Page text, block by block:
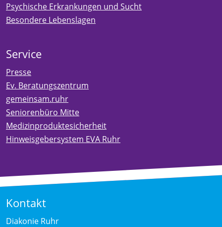
Psychische Erkrankungen und Sucht
Besondere Lebenslagen
Service
Presse
Ev. Beratungszentrum
gemeinsam.ruhr
Seniorenbüro Mitte
Medizinproduktesicherheit
Hinweisgebersystem EVA Ruhr
Kontakt
Diakonie Ruhr